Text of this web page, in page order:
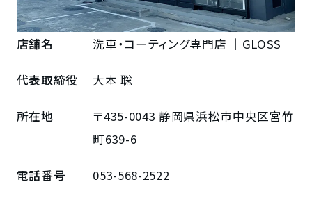
店舗名 洗車・コーティング専門店 ｜GLOSS
代表取締役 大本 聡
所在地
〒435-0043 静岡県浜松市中央区宮竹
町639-6
電話番号 053-568-2522